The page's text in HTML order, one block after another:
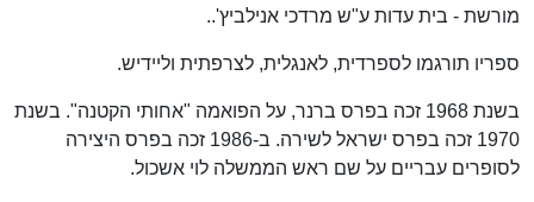
מורשת - בית עדות ע"ש מרדכי אנילביץ'..
ספריו תורגמו לספרדית, לאנגלית, לצרפתית וליידיש.
בשנת 1968 זכה בפרס ברנר, על הפואמה "אחותי הקטנה". בשנת
1970 זכה בפרס ישראל לשירה. ב-1986 זכה בפרס היצירה
לסופרים עבריים על שם ראש הממשלה לוי אשכול.